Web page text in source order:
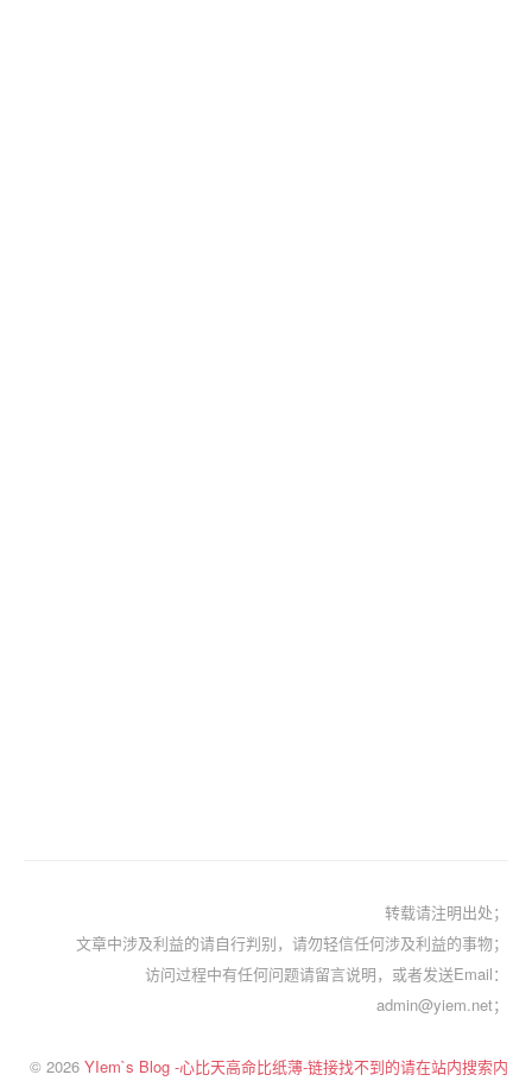
转载请注明出处；
文章中涉及利益的请自行判别，请勿轻信任何涉及利益的事物；
访问过程中有任何问题请留言说明，或者发送Email：
admin@yiem.net；
© 2026 YIem`s Blog -心比天高命比纸薄-链接找不到的请在站内搜索内